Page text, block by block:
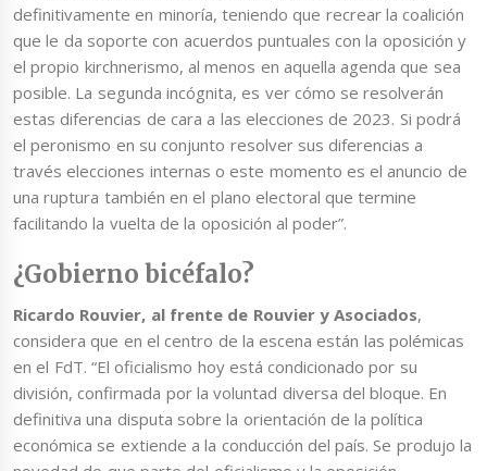
definitivamente en minoría, teniendo que recrear la coalición
que le da soporte con acuerdos puntuales con la oposición y
el propio kirchnerismo, al menos en aquella agenda que sea
posible. La segunda incógnita, es ver cómo se resolverán
estas diferencias de cara a las elecciones de 2023. Si podrá
el peronismo en su conjunto resolver sus diferencias a
través elecciones internas o este momento es el anuncio de
una ruptura también en el plano electoral que termine
facilitando la vuelta de la oposición al poder”.
¿Gobierno bicéfalo?
Ricardo Rouvier, al frente de Rouvier y Asociados,
considera que en el centro de la escena están las polémicas
en el FdT. “El oficialismo hoy está condicionado por su
división, confirmada por la voluntad diversa del bloque. En
definitiva una disputa sobre la orientación de la política
económica se extiende a la conducción del país. Se produjo la